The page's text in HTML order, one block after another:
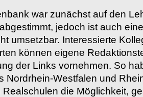
war zunächst auf den
jedoch ist auch
umsetzbar. Interessierte
können eigene
der Links vornehmen. So
Nordrhein-Westfalen und
Realschulen die Möglichkeit,